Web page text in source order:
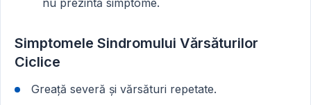
nu prezintă simptome.
Simptomele Sindromului Vărsăturilor
Ciclice
Greață severă și vărsături repetate.